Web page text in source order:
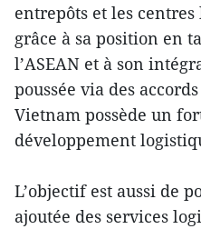
entrepôts et les
grâce à sa position en
l’ASEAN et à son
poussée via des
Vietnam possède un
développement
L’objectif est aussi de
ajoutée des services